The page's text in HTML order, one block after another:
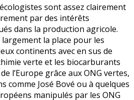
sont assez clairement
par des intérêts
dans la production agricole.
la place pour les
continents avec en sus de
verte et les biocarburants
l’Europe grâce aux ONG vertes,
comme José Bové ou à quelques
manipulés par les ONG